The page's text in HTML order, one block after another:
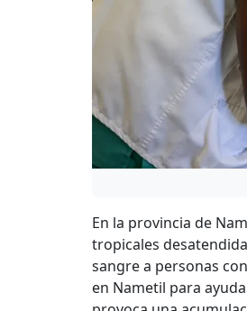
En la provincia de
tropicales
sangre a personas
en Nametil para